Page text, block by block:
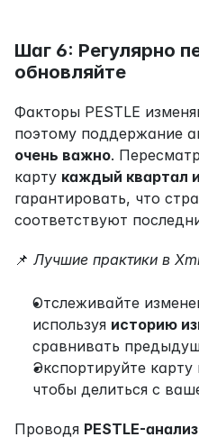
Шаг 6: Регулярно
обновляйте
Факторы PESTLE
очень важно.
карту каждый квартал
гарантировать, что
соответствуют
📌 Лучшие практики в
Отслеживайте
используя историю
сравнивать
Экспортируйте карту
чтобы делиться с
Проводя PESTLE-